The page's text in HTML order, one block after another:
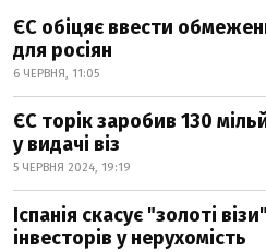
ЄС обіцяє ввести
для росіян
6 ЧЕРВНЯ, 11:05
ЄС торік заробив 130
у видачі віз
5 ЧЕРВНЯ 2024, 19:19
Іспанія скасує "золоті
інвесторів у нерухомість